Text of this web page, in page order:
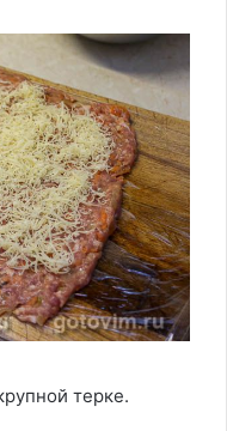
терке.